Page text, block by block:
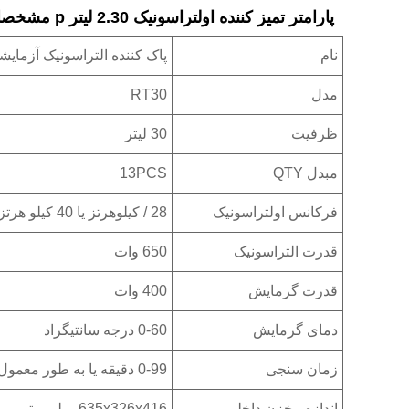
پارامتر تمیز کننده اولتراسونیک 2.30 لیتر p مشخصات ï¼
نام پاک کننده التراسونیک
مدل RT30
ظرفیت 30 لیتر
مبدل QTY 13PCS
فرکانس اولتراسونیک 28 / کیلوهرتز یا 40 کیلو هرتز
قدرت التراسونیک 650 وات
قدرت گرمایش 400 وات
دمای گرمایش 0-60 درجه سانتیگراد
زمان سنجی 0-99 دقیقه یا به طور معمول باز است